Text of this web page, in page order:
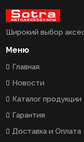
Широкий выбор
Меню
Главная
Новости
Каталог продукции
Гарантия
Доставка и Оплата